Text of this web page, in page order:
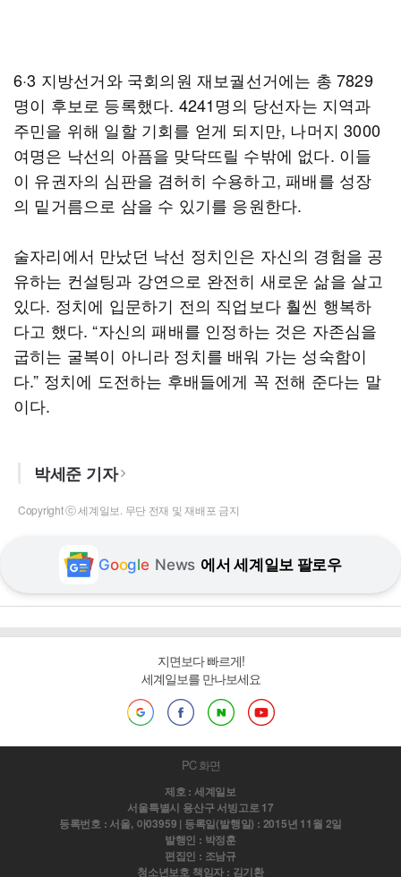
6·3 지방선거와 국회의원 재보궐선거에는 총 7829
명이 후보로 등록했다. 4241명의 당선자는 지역과
주민을 위해 일할 기회를 얻게 되지만, 나머지 3000
여명은 낙선의 아픔을 맞닥뜨릴 수밖에 없다. 이들
이 유권자의 심판을 겸허히 수용하고, 패배를 성장
의 밑거름으로 삼을 수 있기를 응원한다.
술자리에서 만났던 낙선 정치인은 자신의 경험을 공
유하는 컨설팅과 강연으로 완전히 새로운 삶을 살고
있다. 정치에 입문하기 전의 직업보다 훨씬 행복하
다고 했다. “자신의 패배를 인정하는 것은 자존심을
굽히는 굴복이 아니라 정치를 배워 가는 성숙함이
다.” 정치에 도전하는 후배들에게 꼭 전해 준다는 말
이다.
박세준 기자
Copyright ⓒ 세계일보. 무단 전재 및 재배포 금지
Google News 에서 세계일보 팔로우
지면보다 빠르게!
세계일보를 만나보세요
PC 화면
제호 : 세계일보
서울특별시 용산구 서빙고로 17
등록번호 : 서울, 아03959 | 등록일(발행일) : 2015년 11월 2일
발행인 : 박정훈
편집인 : 조남규
청소년보호 책임자 : 김기환